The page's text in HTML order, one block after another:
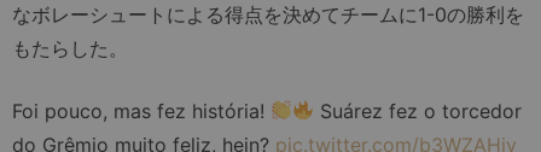
なボレーシュートによる得点を決めてチームに1-0の勝利を
もたらした。
Foi pouco, mas fez história!
Suárez fez o torcedor
do Grêmio muito feliz, hein? pic.twitter.com/b3WZAHiy